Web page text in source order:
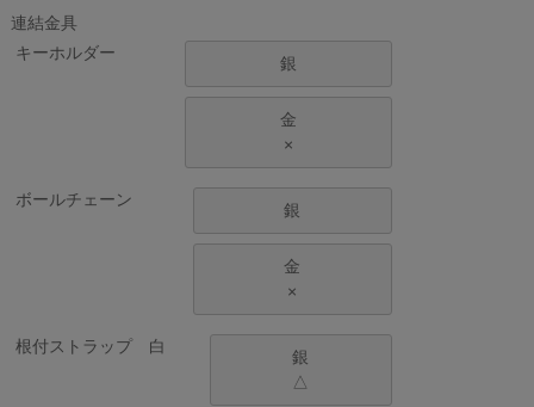
連結金具
キーホルダー
銀
金
×
ボールチェーン
銀
金
×
根付ストラップ 白
銀
△